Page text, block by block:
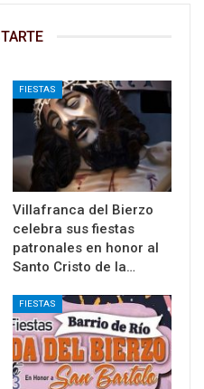
FIESTAS
Villafranca del Bierzo
celebra sus fiestas
patronales en honor al
Santo Cristo de la…
FIESTAS